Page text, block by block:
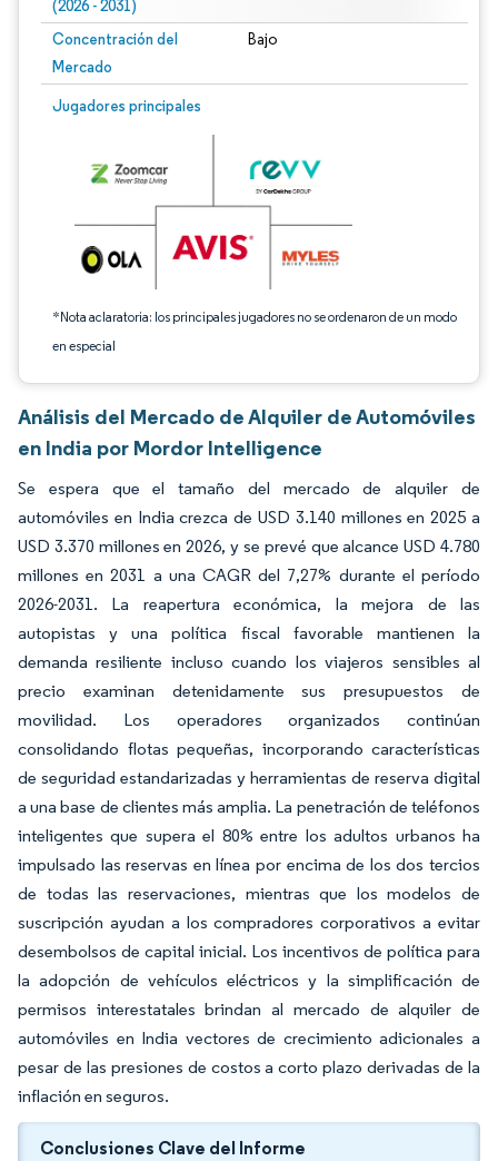
(2026 - 2031)
Concentración del
Mercado
Bajo
Jugadores principales
*Nota aclaratoria: los principales jugadores no se ordenaron de un modo
en especial
Imagen © Mordor Intelligence. El uso requiere atribución según CC BY 4.0.
Análisis del Mercado de Alquiler de Automóviles
en India por Mordor Intelligence
Se espera que el tamaño del mercado de alquiler de
automóviles en India crezca de USD 3.140 millones en 2025 a
USD 3.370 millones en 2026, y se prevé que alcance USD 4.780
millones en 2031 a una CAGR del 7,27% durante el período
2026-2031. La reapertura económica, la mejora de las
autopistas y una política fiscal favorable mantienen la
demanda resiliente incluso cuando los viajeros sensibles al
precio examinan detenidamente sus presupuestos de
movilidad. Los operadores organizados continúan
consolidando flotas pequeñas, incorporando características
de seguridad estandarizadas y herramientas de reserva digital
a una base de clientes más amplia. La penetración de teléfonos
inteligentes que supera el 80% entre los adultos urbanos ha
impulsado las reservas en línea por encima de los dos tercios
de todas las reservaciones, mientras que los modelos de
suscripción ayudan a los compradores corporativos a evitar
desembolsos de capital inicial. Los incentivos de política para
la adopción de vehículos eléctricos y la simplificación de
permisos interestatales brindan al mercado de alquiler de
automóviles en India vectores de crecimiento adicionales a
pesar de las presiones de costos a corto plazo derivadas de la
inflación en seguros.
Conclusiones Clave del Informe